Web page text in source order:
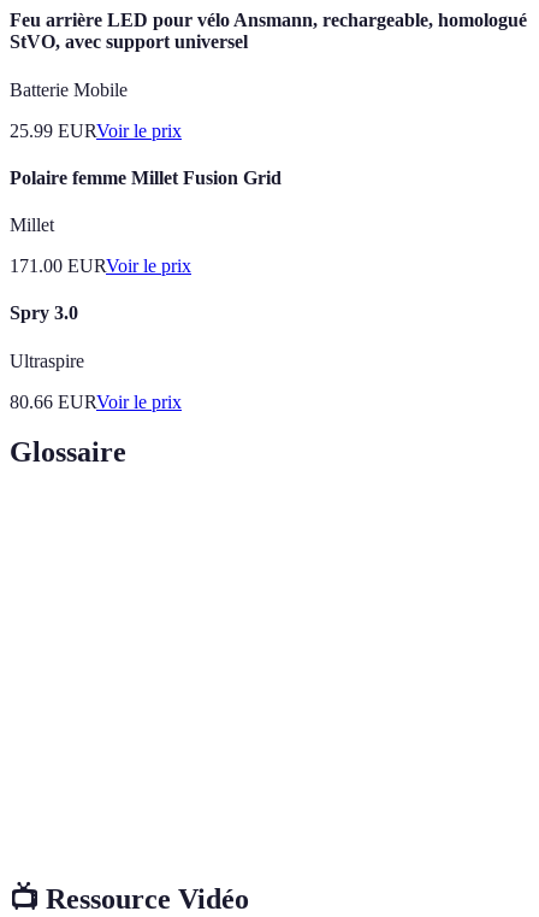
Feu arrière LED pour vélo Ansmann, rechargeable, homologué
StVO, avec support universel
Batterie Mobile
25.99 EURVoir le prix
Polaire femme Millet Fusion Grid
Millet
171.00 EURVoir le prix
Spry 3.0
Ultraspire
80.66 EURVoir le prix
Glossaire
📺 Ressource Vidéo